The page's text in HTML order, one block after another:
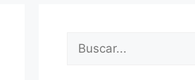
Buscar: